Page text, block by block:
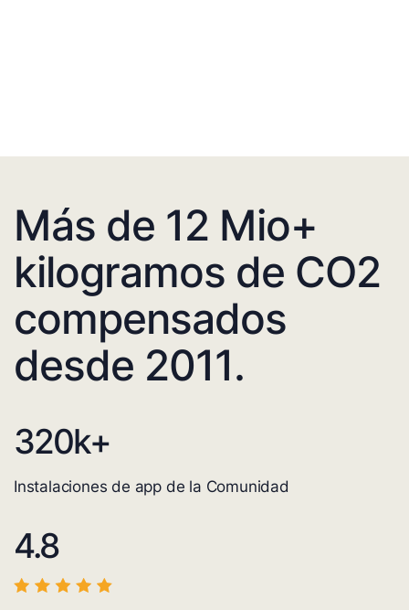
Más de 12 Mio+
kilogramos de CO2
compensados
desde 2011.
320k+
Instalaciones de app de la Comunidad
4.8